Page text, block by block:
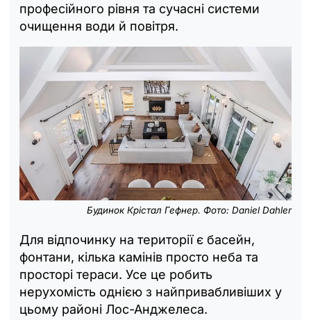
професійного рівня та сучасні системи
очищення води й повітря.
Будинок Крістал Гефнер. Фото: Daniel Dahler
Для відпочинку на території є басейн,
фонтани, кілька камінів просто неба та
просторі тераси. Усе це робить
нерухомість однією з найпривабливіших у
цьому районі Лос-Анджелеса.